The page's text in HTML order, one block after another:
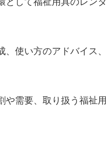
使い方のアドバイス、
や需要、取り扱う福祉用